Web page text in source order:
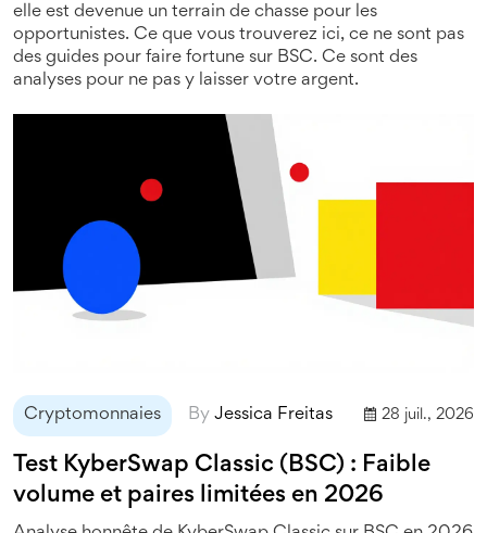
elle est devenue un terrain de chasse pour les
opportunistes. Ce que vous trouverez ici, ce ne sont pas
des guides pour faire fortune sur BSC. Ce sont des
analyses pour ne pas y laisser votre argent.
Cryptomonnaies By Jessica Freitas 28 juil., 2026
Test KyberSwap Classic (BSC) : Faible
volume et paires limitées en 2026